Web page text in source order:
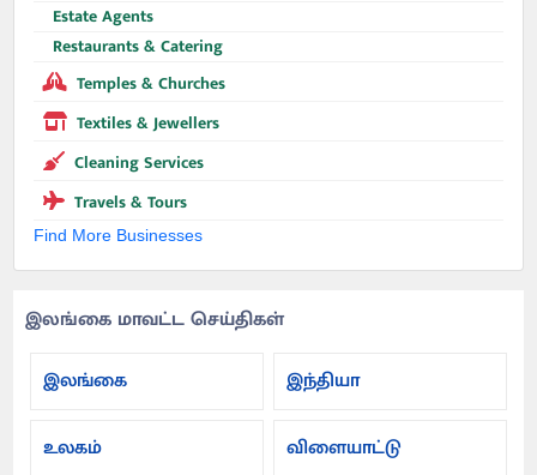
Estate Agents
Restaurants & Catering
Temples & Churches
Textiles & Jewellers
Cleaning Services
Travels & Tours
Find More Businesses
இலங்கை மாவட்ட செய்திகள்
இலங்கை
இந்தியா
உலகம் விளையாட்டு